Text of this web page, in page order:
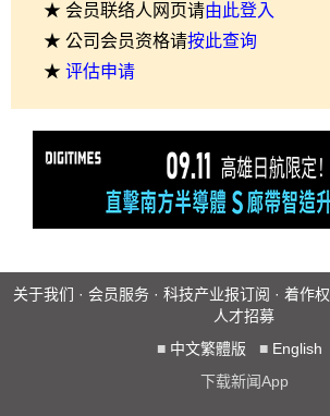
★ 会员联络人网页请由此登入
★ 公司会员资格请按此查询
★ 评估申请
关于我们 · 会员服务 · 科技产业报订阅 · 着作权
人才招募
■ 中文繁體版 ■ English
下载新闻App